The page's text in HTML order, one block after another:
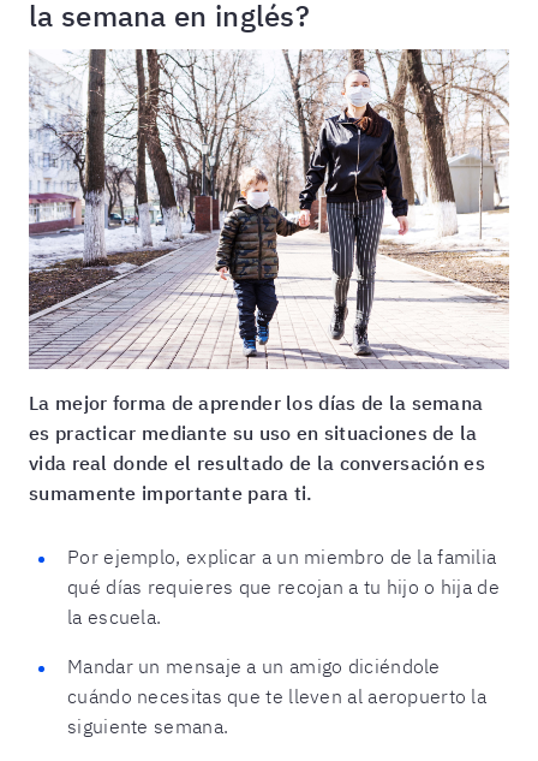
la semana en inglés?
La mejor forma de aprender los días de la semana
es practicar mediante su uso en situaciones de la
vida real donde el resultado de la conversación es
sumamente importante para ti.
Por ejemplo, explicar a un miembro de la familia
qué días requieres que recojan a tu hijo o hija de
la escuela.
Mandar un mensaje a un amigo diciéndole
cuándo necesitas que te lleven al aeropuerto la
siguiente semana.